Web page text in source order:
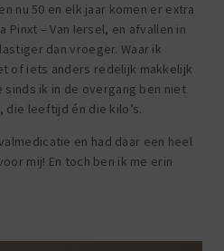
nu 50 en elk jaar komen er extra
Pinxt – Van Iersel, en afvallen in
dan vroeger. Waar ik
of iets anders redelijk makkelijk
sinds ik in de overgang ben niet
die leeftijd én die kilo’s.
en had daar een heel
mij! En toch ben ik me erin